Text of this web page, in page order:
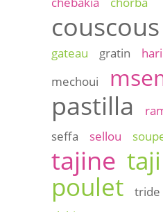
couscous
gateau gratin
mechoui
pastilla
seffa
sellou
tajine
poulet
tride